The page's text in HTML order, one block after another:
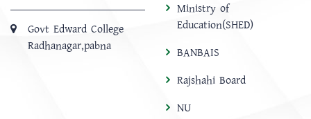
Govt Edward College
Radhanagar,pabna
Ministry of
Education(SHED)
BANBAIS
Rajshahi Board
NU